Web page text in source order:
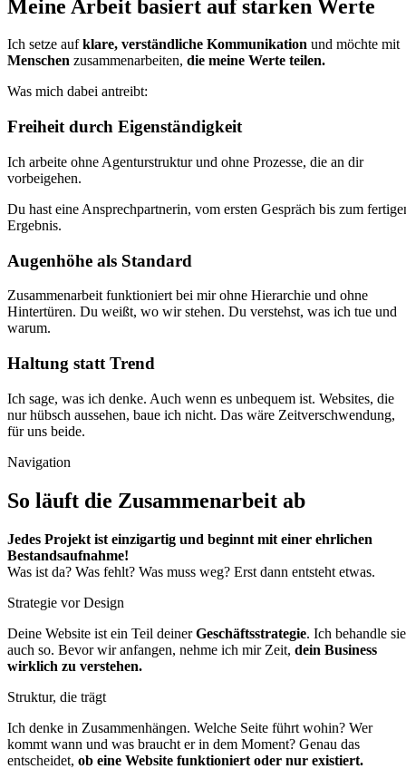
Meine Arbeit basiert auf starken Werte
Ich setze aufklare, verständliche Kommu­nikation und möchte mit
Menschen zusammen­arbeiten, die meine Werte teilen.
Was mich dabei antreibt:
Freiheit durch Eigenständigkeit
Ich arbeite ohne Agenturstruktur und ohne Prozesse, die an dir
vorbeigehen.
Du hast eine Ansprechpartnerin, vom ersten Gespräch bis zum
Ergebnis.
Augenhöhe als Standard
Zusammenarbeit funktioniert bei mir ohne Hierarchie und ohne
Hintertüren. Du weißt, wo wir stehen. Du verstehst, was ich tue und
warum.
Haltung statt Trend
Ich sage, was ich denke. Auch wenn es unbequem ist. Websites, die
nur hübsch aussehen, baue ich nicht. Das wäre Zeitverschwendung,
für uns beide.
Navigation
So läuft die Zusammenarbeit ab
Jedes Projekt ist einzigartig und beginnt mit einer ehrlichen
Bestandsaufnahme!
Was ist da? Was fehlt? Was muss weg? Erst dann entsteht etwas.
Strategie vor Design
Deine Website ist ein Teil deinerGeschäftsstrategie. Ich behandle sie
auch so. Bevor wir anfangen, nehme ich mir Zeit, dein Business
wirklich zu verstehen.
Struktur, die trägt
Ich denke in Zusammenhängen. Welche Seite führt wohin? Wer
kommt wann und was braucht er in dem Moment? Genau das
entscheidet, ob eine Website funktioniert oder nur existiert.